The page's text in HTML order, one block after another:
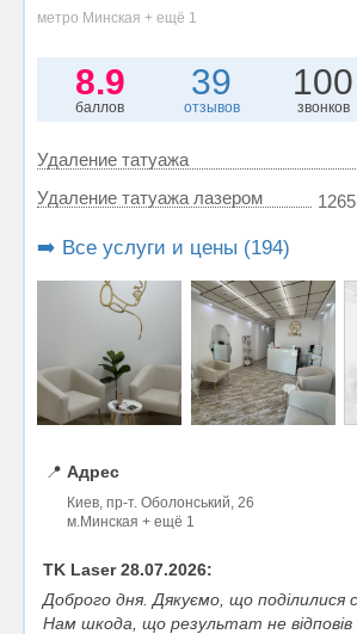
метро Минская + ещё 1
8.9
баллов
39
отзывов
100
звонков
Удаление татуажа
Удаление татуажа лазером
➡️ Все услуги и цены (194)
📍 Адрес
Киев, пр-т. Оболонський, 26
м.Минская + ещё 1
TK Laser 28.07.2026:
Доброго дня. Дякуємо, що поділилися
Нам шкода, що результат не